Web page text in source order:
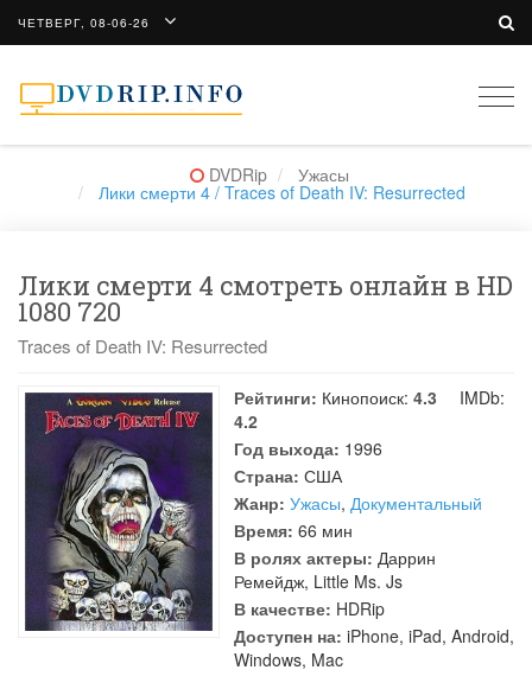
ЧЕТВЕРГ, 08-06-26
DVDRip Ужасы
Лики смерти 4 / Traces of Death IV: Resurrected
Лики смерти 4 смотреть онлайн в HD
1080 720
Traces of Death IV: Resurrected
Рейтинги: Кинопоиск: 4.3
IMDb:
4.2
Год выхода: 1996
Страна: США
Жанр: Ужасы, Документальный
Время: 66 мин
В ролях актеры: Даррин
Ремейдж, Little Ms. Js
В качестве: HDRip
Доступен на: iPhone, iPad, Android,
Windows, Mac